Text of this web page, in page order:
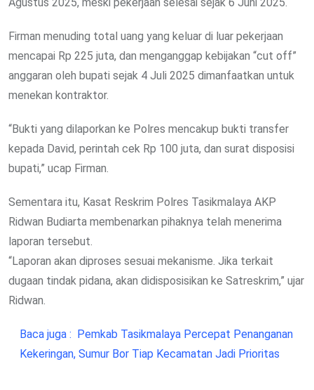
Firman menuding total uang yang keluar di luar pekerjaan
mencapai Rp 225 juta, dan menganggap kebijakan “cut off”
anggaran oleh bupati sejak 4 Juli 2025 dimanfaatkan untuk
menekan kontraktor.
“Bukti yang dilaporkan ke Polres mencakup bukti transfer
kepada David, perintah cek Rp 100 juta, dan surat disposisi
bupati,” ucap Firman.
Sementara itu, Kasat Reskrim Polres Tasikmalaya AKP
Ridwan Budiarta membenarkan pihaknya telah menerima
laporan tersebut.
“Laporan akan diproses sesuai mekanisme. Jika terkait
dugaan tindak pidana, akan didisposisikan ke Satreskrim,” ujar
Ridwan.
Baca juga : Pemkab Tasikmalaya Percepat Penanganan
Kekeringan, Sumur Bor Tiap Kecamatan Jadi Prioritas